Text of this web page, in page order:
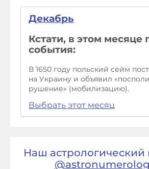
Декабрь
Кстати, в этом
события:
В 1650 году польский сейм
на Украину и объявил
рушение» (мобилизацию).
Выбрать этот месяц
Наш астрологический